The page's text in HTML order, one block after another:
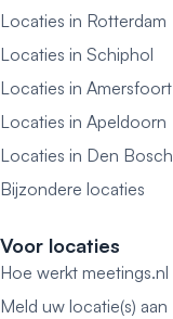
Locaties in Rotterdam
Locaties in Schiphol
Locaties in Amersfoort
Locaties in Apeldoorn
Locaties in Den Bosch
Bijzondere locaties
Voor locaties
Hoe werkt meetings.nl
Meld uw locatie(s) aan